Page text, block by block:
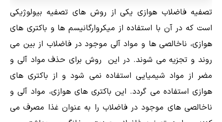
تصفیه فاضلاب هوازی یکی از روش های تصفیه بیولوژیکی
است که در آن با استفاده از میکروارگانیسم ها و باکتری های
هوازی، ناخالصی ها و مواد آلی موجود در فاضلاب از بین می
روند و تجزیه می شوند. در این روش برای حذف مواد آلی و
مضر از مواد شیمیایی استفاده نمی شود و از باکتری های
هوازی استفاده می گردد. این باکتری های هوازی، مواد آلی و
ناخالصی های موجود در فاضلاب را به عنوان غذا مصرف می